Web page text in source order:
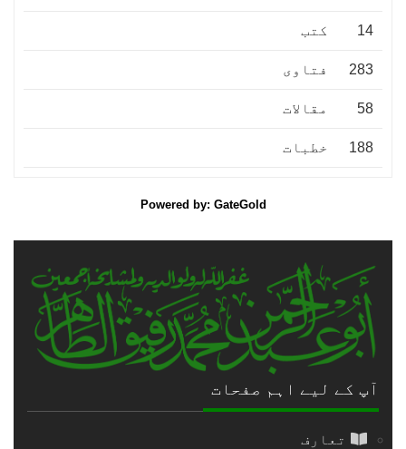
14 کتب
283 فتاوى
58 مقالات
188 خطبات
Powered by: GateGold
آپ کے لیے اہم صفحات
تعارف